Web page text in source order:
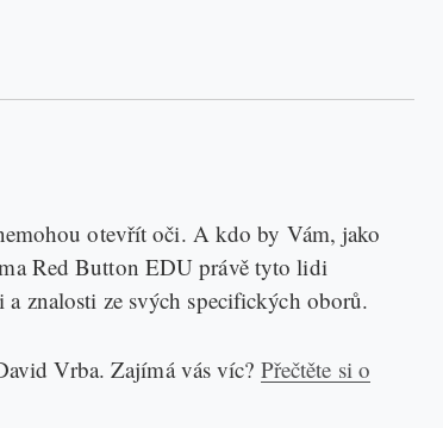
otevřít oči. A kdo by Vám, jako
Red Button EDU právě tyto lidi
znalosti ze svých specifických oborů.
Vrba. Zajímá vás víc? Přečtěte si o